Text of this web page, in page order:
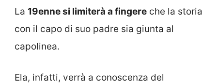
La 19enne si limiterà a fingere che la storia
con il capo di suo padre sia giunta al
capolinea.
Ela, infatti, verrà a conoscenza del